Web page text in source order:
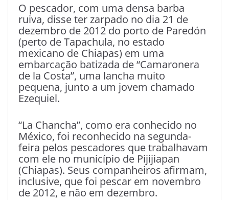
O pescador, com uma densa barba
ruiva, disse ter zarpado no dia 21 de
dezembro de 2012 do porto de Paredón
(perto de Tapachula, no estado
mexicano de Chiapas) em uma
embarcação batizada de “Camaronera
de la Costa”, uma lancha muito
pequena, junto a um jovem chamado
Ezequiel.
“La Chancha”, como era conhecido no
México, foi reconhecido na segunda-
feira pelos pescadores que trabalhavam
com ele no município de Pijijiapan
(Chiapas). Seus companheiros afirmam,
inclusive, que foi pescar em novembro
de 2012, e não em dezembro.